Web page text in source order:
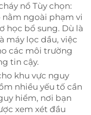
nổ Tùy chọn:
ngoài phạm vi
học bổ sung. Dù là
máy lọc dầu, việc
các môi trường
tin cậy.
khu vực nguy
nhiều yếu tố cần
hiểm, nơi bạn
xem xét đầu